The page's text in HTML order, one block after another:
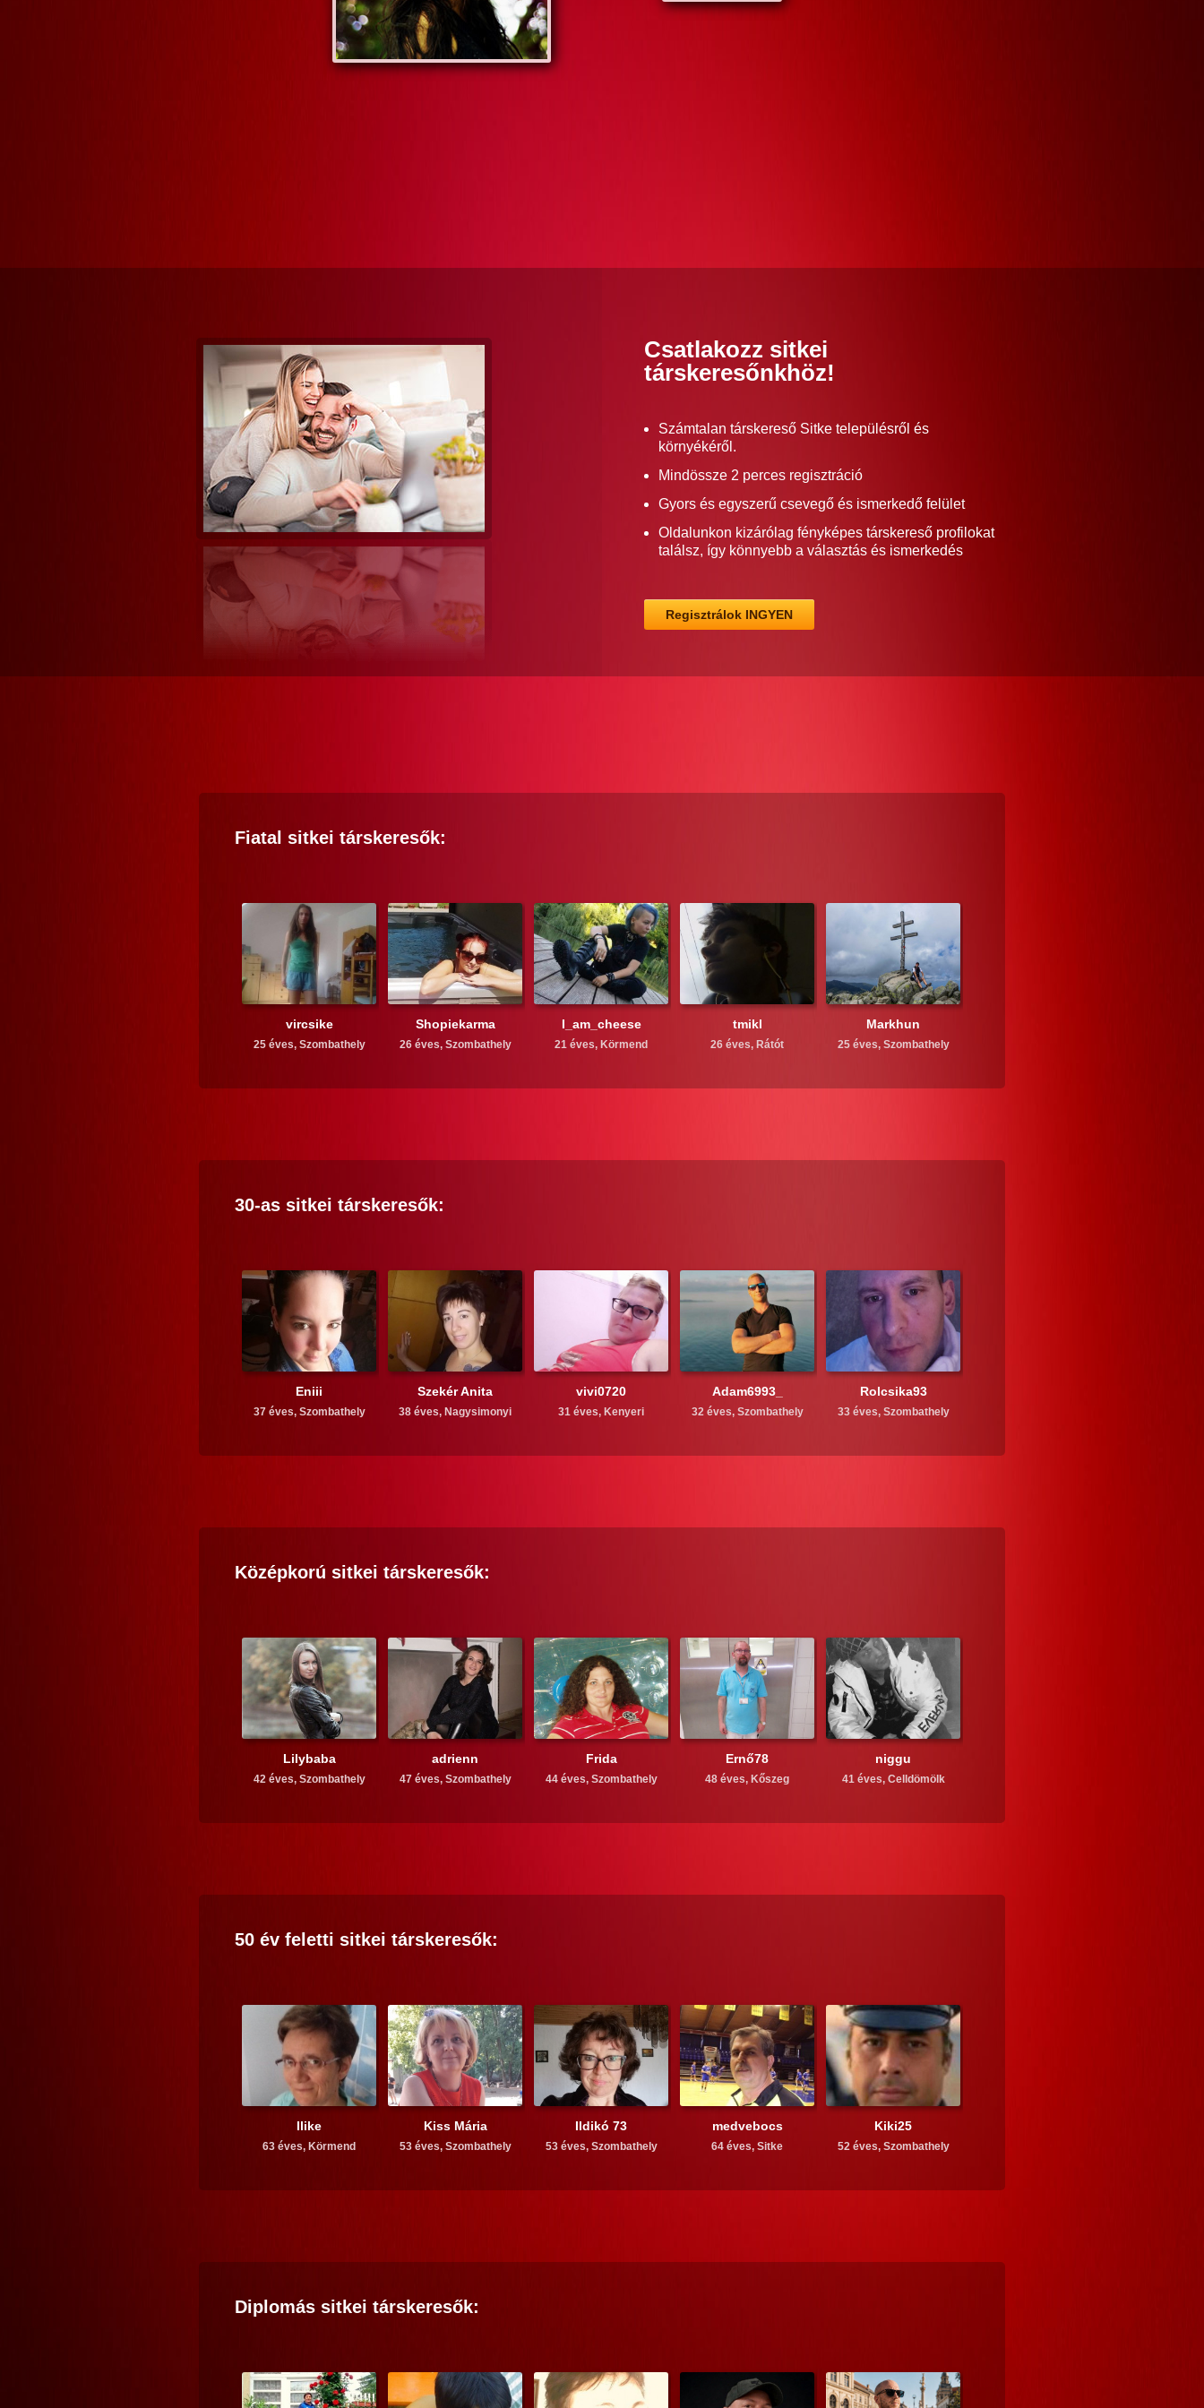
Csatlakozz sitkei
társkeresőnkhöz!
Számtalan társkereső Sitke településről és
környékéről.
Mindössze 2 perces regisztráció
Gyors és egyszerű csevegő és ismerkedő felület
Oldalunkon kizárólag fényképes társkereső profilokat
találsz, így könnyebb a választás és ismerkedés
Regisztrálok INGYEN
Fiatal sitkei társkeresők:
vircsike
25 éves, Szombathely
Shopiekarma
26 éves, Szombathely
I_am_cheese
21 éves, Körmend
tmikl
26 éves, Rátót
Markhun
25 éves, Szombathely
30-as sitkei társkeresők:
Eniii
37 éves, Szombathely
Szekér Anita
38 éves, Nagysimonyi
vivi0720
31 éves, Kenyeri
Adam6993_
32 éves, Szombathely
Rolcsika93
33 éves, Szombathely
Középkorú sitkei társkeresők:
Lilybaba
42 éves, Szombathely
adrienn
47 éves, Szombathely
Frida
44 éves, Szombathely
Ernő78
48 éves, Kőszeg
niggu
41 éves, Celldömölk
50 év feletti sitkei társkeresők:
Ilike
63 éves, Körmend
Kiss Mária
53 éves, Szombathely
Ildikó 73
53 éves, Szombathely
medvebocs
64 éves, Sitke
Kiki25
52 éves, Szombathely
Diplomás sitkei társkeresők: